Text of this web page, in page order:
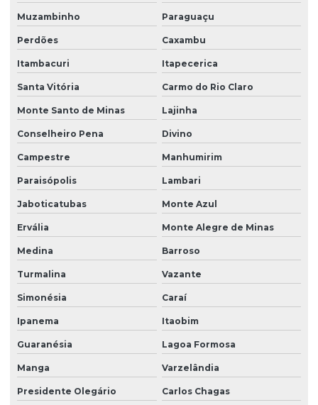
Muzambinho Paraguaçu
Perdões Caxambu
Itambacuri Itapecerica
Santa Vitória Carmo do Rio Claro
Monte Santo de Minas Lajinha
Conselheiro Pena Divino
Campestre Manhumirim
Paraisópolis Lambari
Jaboticatubas Monte Azul
Ervália Monte Alegre de Minas
Medina Barroso
Turmalina Vazante
Simonésia Caraí
Ipanema Itaobim
Guaranésia Lagoa Formosa
Manga Varzelândia
Presidente Olegário Carlos Chagas